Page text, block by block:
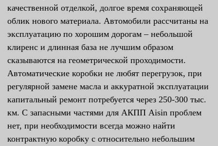
качественной отделкой, долгое время сохраняющей
облик нового материала. Автомобили рассчитаны на
эксплуатацию по хорошим дорогам – небольшой
клиренс и длинная база не лучшим образом
сказываются на геометрической проходимости.
Автоматические коробки не любят перегрузок, при
регулярной замене масла и аккуратной эксплуатации
капитальный ремонт потребуется через 250-300 тыс.
км. С запасными частями для АКПП Aisin проблем
нет, при необходимости всегда можно найти
контрактную коробку с относительно небольшим